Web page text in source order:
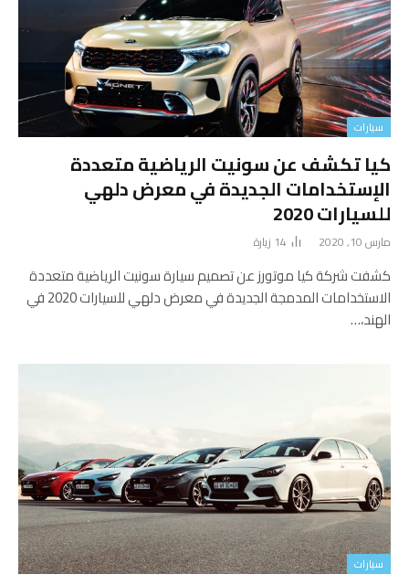
سيارات
كيا تكشف عن سونيت الرياضية متعددة
الإستخدامات الجديدة في معرض دلهي
للسيارات 2020
مارس 10, 2020 14 زيارة
كشفت شركة كيا موتورز عن تصميم سيارة سونيت الرياضية متعددة
الاستخدامات المدمجة الجديدة في معرض دلهي للسيارات 2020 في
الهند،…
سيارات